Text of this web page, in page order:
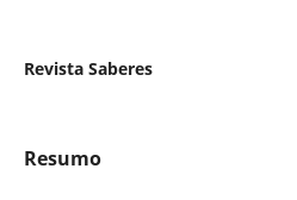
Revista Saberes
Resumo